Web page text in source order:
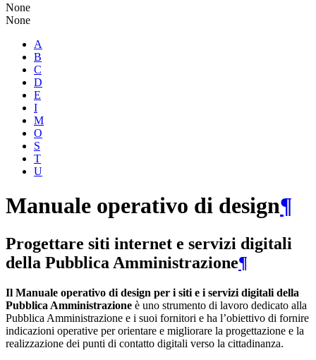
None
None
A
B
C
D
E
I
M
O
S
T
U
Manuale operativo di design¶
Progettare siti internet e servizi digitali
della Pubblica Amministrazione¶
Il Manuale operativo di design per i siti e i servizi digitali della
Pubblica Amministrazione è uno strumento di lavoro dedicato alla
Pubblica Amministrazione e i suoi fornitori e ha l’obiettivo di fornire
indicazioni operative per orientare e migliorare la progettazione e la
realizzazione dei punti di contatto digitali verso la cittadinanza.